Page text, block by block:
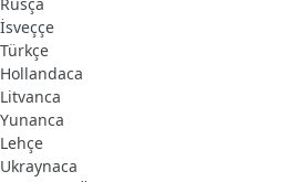
İsveççe
Türkçe
Hollandaca
Litvanca
Yunanca
Lehçe
Ukraynaca